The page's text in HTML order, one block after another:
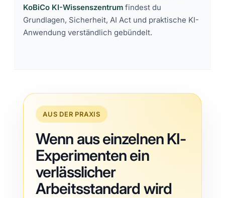
KoBiCo KI-Wissenszentrum findest du
Grundlagen, Sicherheit, AI Act und praktische KI-
Anwendung verständlich gebündelt.
AUS DER PRAXIS
Wenn aus einzelnen KI-
Experimenten ein
verlässlicher
Arbeitsstandard wird